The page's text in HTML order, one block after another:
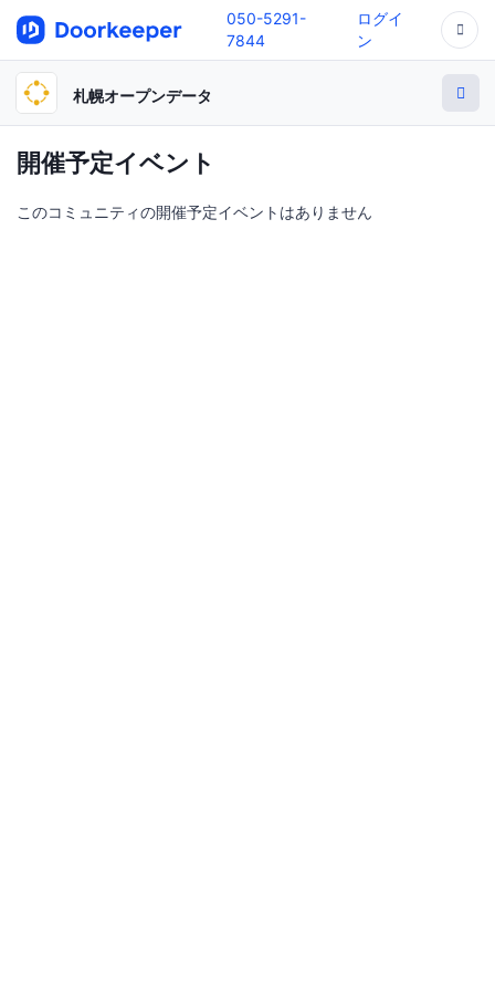
050-5291-
7844
ログイ
ン
札幌オープンデータ
開催予定イベント
このコミュニティの開催予定イベントはありません